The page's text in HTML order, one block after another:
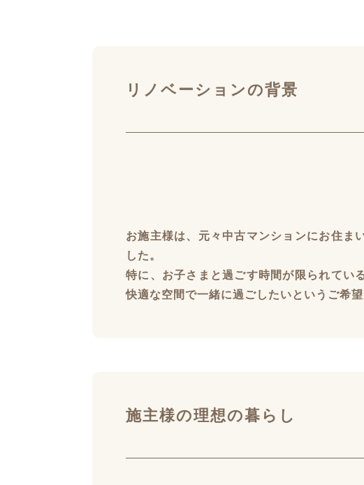
リノベーションの背景
お施主様は、元々中古マンションにお住ま
した。
特に、お子さまと過ごす時間が限られてい
快適な空間で一緒に過ごしたいというご希望
施主様の理想の暮らし